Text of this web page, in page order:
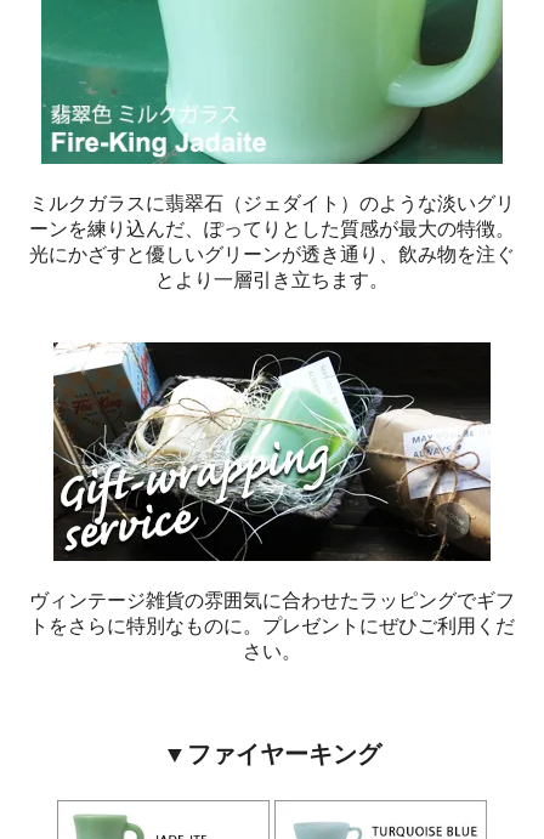
ミルクガラスに翡翠石（ジェダイト）のような淡いグリ
ーンを練り込んだ、ぽってりとした質感が最大の特徴。
光にかざすと優しいグリーンが透き通り、飲み物を注ぐ
とより一層引き立ちます。
ヴィンテージ雑貨の雰囲気に合わせたラッピングでギフ
トをさらに特別なものに。プレゼントにぜひご利用くだ
さい。
▼ファイヤーキング